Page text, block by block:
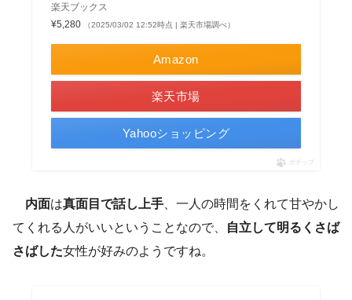
楽天ブックス
¥5,280
（2025/03/02 12:52時点 | 楽天市場調べ）
Amazon
楽天市場
Yahooショッピング
ポチップ
内面は真面目で話し上手 、一人の時間をくれて甘やかし
てくれる人がいいということなので、
自立して明るくさば
さばした女性が好みのようですね。